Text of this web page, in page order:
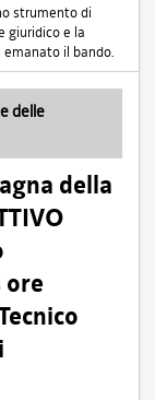
strumento di
giuridico e la
il bando.
delle
della
ore